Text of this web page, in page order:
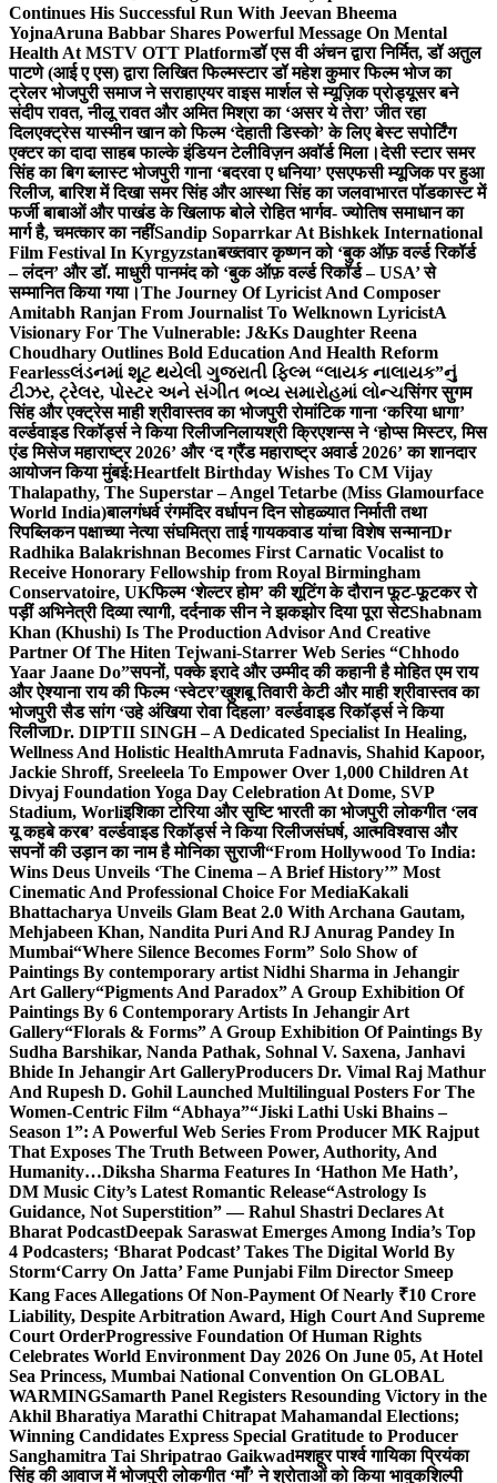
Continues His Successful Run With Jeevan Bheema
YojnaAruna Babbar Shares Powerful Message On Mental
Health At MSTV OTT Platformडॉ एस वी अंचन द्वारा निर्मित, डॉ अतुल
पाटणे (आई ए एस) द्वारा लिखित फिल्मस्टार डॉ महेश कुमार फिल्म भोज का
ट्रेलर भोजपुरी समाज ने सराहाएयर वाइस मार्शल से म्यूज़िक प्रोड्यूसर बने
संदीप रावत, नीलू रावत और अमित मिश्रा का ‘असर ये तेरा’ जीत रहा
दिलएक्ट्रेस यास्मीन खान को फिल्म ‘देहाती डिस्को’ के लिए बेस्ट सपोर्टिंग
एक्टर का दादा साहब फाल्के इंडियन टेलीविज़न अवॉर्ड मिला।देसी स्टार समर
सिंह का बिग ब्लास्ट भोजपुरी गाना ‘बदरवा ए धनिया’ एसएफसी म्यूजिक पर हुआ
रिलीज, बारिश में दिखा समर सिंह और आस्था सिंह का जलवाभारत पॉडकास्ट में
फर्जी बाबाओं और पाखंड के खिलाफ बोले रोहित भार्गव- ज्योतिष समाधान का
मार्ग है, चमत्कार का नहींSandip Soparrkar At Bishkek International
Film Festival In Kyrgyzstanबख्तवार कृष्णन को ‘बुक ऑफ़ वर्ल्ड रिकॉर्ड
– लंदन’ और डॉ. माधुरी पानमंद को ‘बुक ऑफ़ वर्ल्ड रिकॉर्ड – USA’ से
सम्मानित किया गया।The Journey Of Lyricist And Composer
Amitabh Ranjan From Journalist To Welknown LyricistA
Visionary For The Vulnerable: J&Ks Daughter Reena
Choudhary Outlines Bold Education And Health Reform
Fearlessલંડનમાં શૂટ થયેલી ગુજરાતી ફિલ્મ “લાયક નાલાયક”નું
ટીઝર, ટ્રેલર, પોસ્ટર અને સંગીત ભવ્ય સમારોહમાં લોન્ચसिंगर सुगम
सिंह और एक्ट्रेस माही श्रीवास्तव का भोजपुरी रोमांटिक गाना ‘करिया धागा’
वर्ल्डवाइड रिकॉर्ड्स ने किया रिलीजनिलायश्री क्रिएशन्स ने ‘होप्स मिस्टर, मिस
एंड मिसेज महाराष्ट्र 2026’ और ‘द ग्रैंड महाराष्ट्र अवार्ड 2026’ का शानदार
आयोजन किया मुंबई:Heartfelt Birthday Wishes To CM Vijay
Thalapathy, The Superstar – Angel Tetarbe (Miss Glamourface
World India)बालगंधर्व रंगमंदिर वर्धापन दिन सोहळ्यात निर्माती तथा
रिपब्लिकन पक्षाच्या नेत्या संघमित्रा ताई गायकवाड यांचा विशेष सन्मानDr
Radhika Balakrishnan Becomes First Carnatic Vocalist to
Receive Honorary Fellowship from Royal Birmingham
Conservatoire, UKफिल्म ‘शेल्टर होम’ की शूटिंग के दौरान फूट-फूटकर रो
पड़ीं अभिनेत्री दिव्या त्यागी, दर्दनाक सीन ने झकझोर दिया पूरा सेटShabnam
Khan (Khushi) Is The Production Advisor And Creative
Partner Of The Hiten Tejwani-Starrer Web Series “Chhodo
Yaar Jaane Do”सपनों, पक्के इरादे और उम्मीद की कहानी है मोहित एम राय
और ऐश्याना राय की फिल्म ‘स्वेटर’खुशबू तिवारी केटी और माही श्रीवास्तव का
भोजपुरी सैड सांग ‘उहे अंखिया रोवा दिहला’ वर्ल्डवाइड रिकॉर्ड्स ने किया
रिलीजDr. DIPTII SINGH – A Dedicated Specialist In Healing,
Wellness And Holistic HealthAmruta Fadnavis, Shahid Kapoor,
Jackie Shroff, Sreeleela To Empower Over 1,000 Children At
Divyaj Foundation Yoga Day Celebration At Dome, SVP
Stadium, Worliइशिका टोरिया और सृष्टि भारती का भोजपुरी लोकगीत ‘लव
यू कहबे करब’ वर्ल्डवाइड रिकॉर्ड्स ने किया रिलीजसंघर्ष, आत्मविश्वास और
सपनों की उड़ान का नाम है मोनिका सुराजी“From Hollywood To India:
Wins Deus Unveils ‘The Cinema – A Brief History’” Most
Cinematic And Professional Choice For MediaKakali
Bhattacharya Unveils Glam Beat 2.0 With Archana Gautam,
Mehjabeen Khan, Nandita Puri And RJ Anurag Pandey In
Mumbai“Where Silence Becomes Form” Solo Show of
Paintings By contemporary artist Nidhi Sharma in Jehangir
Art Gallery“Pigments And Paradox” A Group Exhibition Of
Paintings By 6 Contemporary Artists In Jehangir Art
Gallery“Florals & Forms” A Group Exhibition Of Paintings By
Sudha Barshikar, Nanda Pathak, Sohnal V. Saxena, Janhavi
Bhide In Jehangir Art GalleryProducers Dr. Vimal Raj Mathur
And Rupesh D. Gohil Launched Multilingual Posters For The
Women-Centric Film “Abhaya”“Jiski Lathi Uski Bhains –
Season 1”: A Powerful Web Series From Producer MK Rajput
That Exposes The Truth Between Power, Authority, And
Humanity…Diksha Sharma Features In ‘Hathon Me Hath’,
DM Music City’s Latest Romantic Release“Astrology Is
Guidance, Not Superstition” — Rahul Shastri Declares At
Bharat PodcastDeepak Saraswat Emerges Among India’s Top
4 Podcasters; ‘Bharat Podcast’ Takes The Digital World By
Storm‘Carry On Jatta’ Fame Punjabi Film Director Smeep
Kang Faces Allegations Of Non-Payment Of Nearly ₹10 Crore
Liability, Despite Arbitration Award, High Court And Supreme
Court OrderProgressive Foundation Of Human Rights
Celebrates World Environment Day 2026 On June 05, At Hotel
Sea Princess, Mumbai National Convention On GLOBAL
WARMINGSamarth Panel Registers Resounding Victory in the
Akhil Bharatiya Marathi Chitrapat Mahamandal Elections;
Winning Candidates Express Special Gratitude to Producer
Sanghamitra Tai Shripatrao Gaikwadमशहूर पार्श्व गायिका प्रियंका
सिंह की आवाज में भोजपुरी लोकगीत ‘माँ’ ने श्रोताओं को किया भावुकशिल्पी